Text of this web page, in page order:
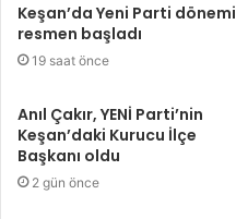
Keşan’da Yeni Parti dönemi
resmen başladı
19 saat önce
Anıl Çakır, YENİ Parti’nin
Keşan’daki Kurucu İlçe
Başkanı oldu
2 gün önce